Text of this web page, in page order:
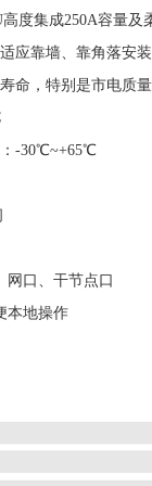
度集成250A容量及
应靠墙、靠角落安装
命，特别是市电质
：-30℃~+65℃
网口、干节点口
本地操作